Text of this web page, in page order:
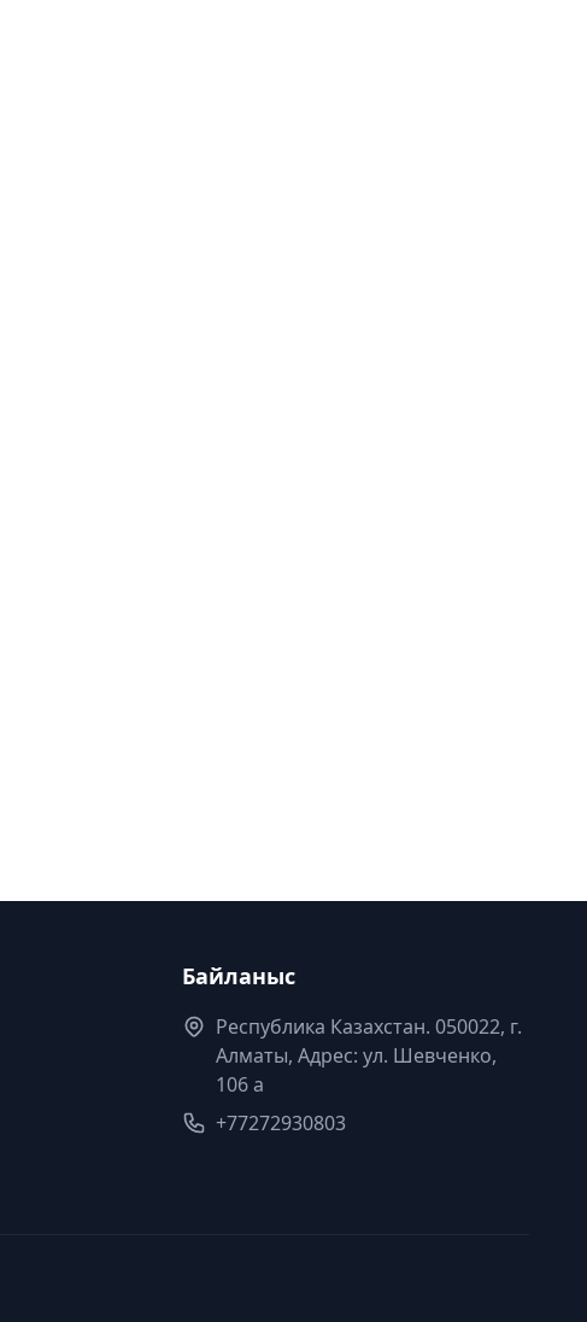
Байланыс
Республика Казахстан. 050022, г.
Алматы, Адрес: ул. Шевченко,
106 а
+77272930803